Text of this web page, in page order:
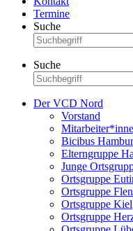
Termine
Suche
Suche
Der VCD Nord
Vorstand
Bicibus
Elterngruppe
Junge
Ortsgruppe
Ortsgruppe
Ortsgruppe Kiel
Ortsgruppe